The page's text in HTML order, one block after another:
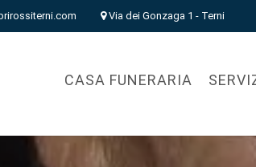
Via dei Gonzaga 1 - Terni
CASA FUNERARIA